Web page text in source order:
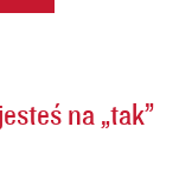
na „tak”